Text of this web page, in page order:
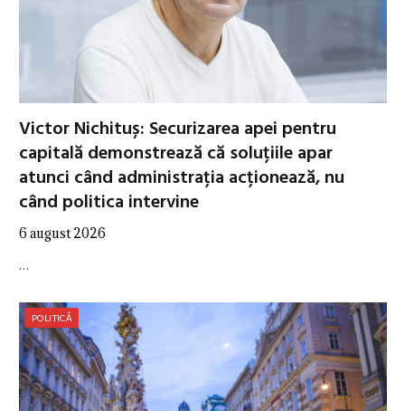
Victor Nichituș: Securizarea apei pentru
capitală demonstrează că soluțiile apar
atunci când administrația acționează, nu
când politica intervine
6 august 2026
…
POLITICĂ